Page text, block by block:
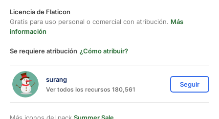
Licencia de Flaticon
Gratis para uso personal o comercial con atribución. Más
información
Se requiere atribución ¿Cómo atribuir?
surang
Ver todos los recursos 180,561
Seguir